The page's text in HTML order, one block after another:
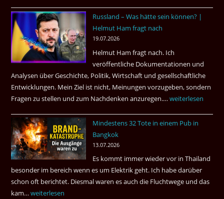
aufgeklärt
3
Tote
kamen
dazu.
Russland – Was hätte sein können? |
Helmut Ham fragt nach
19.07.2026
Helmut Ham fragt nach. Ich
veröffentliche Dokumentationen und
Analysen über Geschichte, Politik, Wirtschaft und gesellschaftliche
Entwicklungen. Mein Ziel ist nicht, Meinungen vorzugeben, sondern
Fragen zu stellen und zum Nachdenken anzuregen.…Russland
Was
können?
|
Helmut
weiterlesen
Mindestens 32 Tote in einem Pub in
Bangkok
13.07.2026
Es kommt immer wieder vor in Thailand
besonder im bereich wenn es um Elektrik geht. Ich habe darüber
schon oft berichtet. Diesmal waren es auch die Fluchtwege und das
kam…Mindestens
weiterlesen